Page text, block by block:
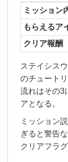
ミッション
もらえるア
クリア報酬
ステイシス
のチュートリ
流れはその3
アとなる。
ミッション
ぎると警告
クリアフラ